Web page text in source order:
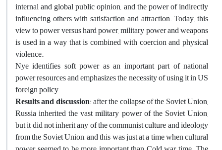
internal and global public opinion, and the power of indirectly
influencing others with satisfaction and attraction. Today, this
view to power versus hard power, military power and weapons
is used in a way that is combined with coercion and physical
violence.
Nye identifies soft power as an important part of national
power resources and emphasizes the necessity of using it in US
foreign policy
Results and discussion: after the collapse of the Soviet Union,
Russia inherited the vast military power of the Soviet Union,
but it did not inherit any of the communist culture and ideology
from the Soviet Union, and this was just at a time when cultural